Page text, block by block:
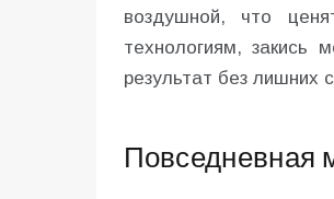
воздушной, что
технологиям, закись
результат без лишних
Повседневная